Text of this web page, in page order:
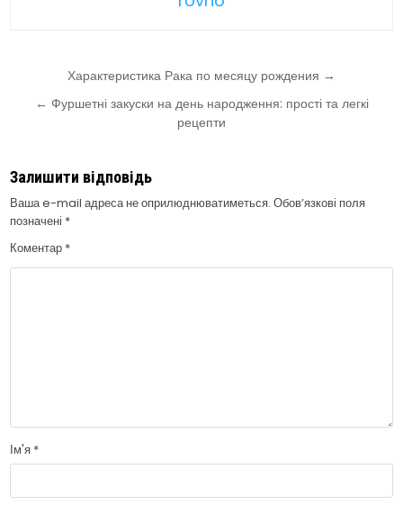
Навігація
записів
Характеристика Рака по месяцу рождения →
← Фуршетні закуски на день народження: прості та легкі
рецепти
Залишити відповідь
Ваша e-mail адреса не оприлюднюватиметься. Обов’язкові поля
позначені *
Коментар *
Ім'я *